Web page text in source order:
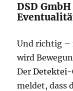
DSD
Und richtig –
wird
DerDetektei-
meldet, dass